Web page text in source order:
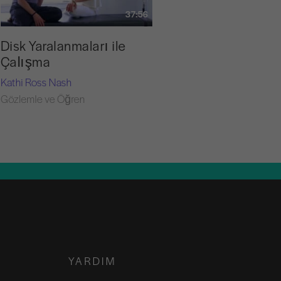
37:56
Disk Yaralanmaları ile
Çalışma
Kathi Ross Nash
Gözlemle ve Öğren
YARDIM